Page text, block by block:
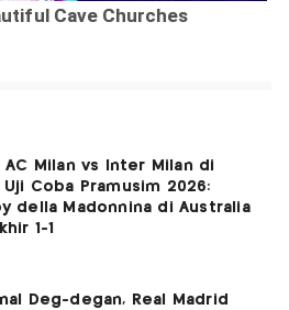
AC Milan vs Inter Milan di
Uji Coba Pramusim 2026:
della Madonnina di Australia
1-1
Deg-degan, Real Madrid